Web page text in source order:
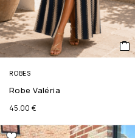
ROBES
Robe Valéria
45.00 €